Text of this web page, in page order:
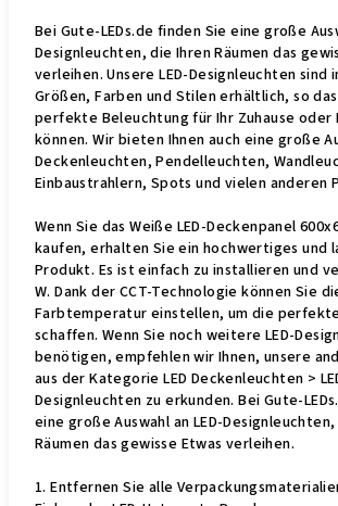
Bei Gute-LEDs.de finden Sie eine große
Designleuchten, die Ihren Räumen das
verleihen. Unsere LED-Designleuchten sind
Größen, Farben und Stilen erhältlich, so
perfekte Beleuchtung für Ihr Zuhause oder
können. Wir bieten Ihnen auch eine große
Deckenleuchten, Pendelleuchten,
Einbaustrahlern, Spots und vielen anderen
Wenn Sie das Weiße LED-Deckenpanel
kaufen, erhalten Sie ein hochwertiges und
Produkt. Es ist einfach zu installieren und
W. Dank der CCT-Technologie können Sie
Farbtemperatur einstellen, um die
schaffen. Wenn Sie noch weitere LED-
benötigen, empfehlen wir Ihnen, unsere
aus der Kategorie LED Deckenleuchten >
Designleuchten zu erkunden. Bei Gute-
eine große Auswahl an LED-
Räumen das gewisse Etwas verleihen.
1. Entfernen Sie alle